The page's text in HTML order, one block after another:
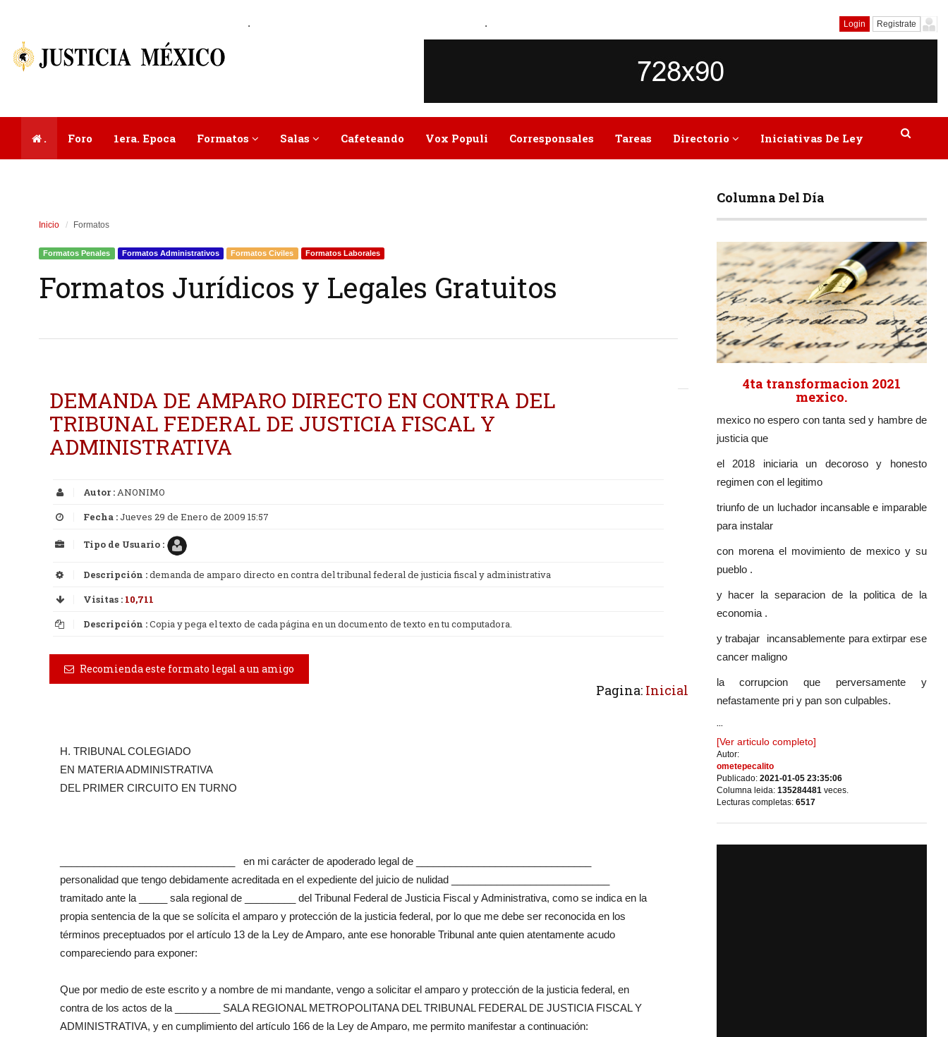
. . Login Registrate
. Foro 1era. Epoca Formatos Salas Cafeteando Vox Populi Corresponsales Tareas Directorio Iniciativas De Ley
Inicio Formatos
Formatos Penales Formatos Administrativos Formatos Civiles Formatos Laborales
Formatos Jurídicos y Legales Gratuitos
DEMANDA DE AMPARO DIRECTO EN CONTRA DEL
TRIBUNAL FEDERAL DE JUSTICIA FISCAL Y
ADMINISTRATIVA
Autor :ANONIMO
Fecha :Jueves 29 de Enero de 2009 15:57
Tipo de Usuario :
Descripción :demanda de amparo directo en contra del tribunal federal de justicia fiscal y administrativa
Visitas : 10,711
Descripción :Copia y pega el texto de cada página en un documento de texto en tu computadora.
Recomienda este formato legal a un amigo
Pagina: Inicial
H. TRIBUNAL COLEGIADO
EN MATERIA ADMINISTRATIVA
DEL PRIMER CIRCUITO EN TURNO
_______________________________ en mi carácter de apoderado legal de _______________________________
personalidad que tengo debidamente acreditada en el expediente del juicio de nulidad ____________________________
tramitado ante la _____ sala regional de _________ del Tribunal Federal de Justicia Fiscal y Administrativa, como se indica en la
propia sentencia de la que se solícita el amparo y protección de la justicia federal, por lo que me debe ser reconocida en los
términos preceptuados por el artículo 13 de la Ley de Amparo, ante ese honorable Tribunal ante quien atentamente acudo
compareciendo para exponer:
Que por medio de este escrito y a nombre de mi mandante, vengo a solicitar el amparo y protección de la justicia federal, en
contra de los actos de la ________ SALA REGIONAL METROPOLITANA DEL TRIBUNAL FEDERAL DE JUSTICIA FISCAL Y
ADMINISTRATIVA, y en cumplimiento del artículo 166 de la Ley de Amparo, me permito manifes­tar a continuación:
Columna Del Día
4ta transformacion 2021
mexico.
mexico no espero con tanta sed y hambre de
justicia que
el 2018 iniciaria un decoroso y honesto
regimen con el legitimo
triunfo de un luchador incansable e imparable
para instalar
con morena el movimiento de mexico y su
pueblo .
y hacer la separacion de la politica de la
economia .
y trabajar incansablemente para extirpar ese
cancer maligno
la corrupcion que perversamente y
nefastamente pri y pan son culpables.
...
[Ver articulo completo]
Autor:
ometepecalito
Publicado: 2021-01-05 23:35:06
Columna leida: 135284481 veces.
Lecturas completas: 6517